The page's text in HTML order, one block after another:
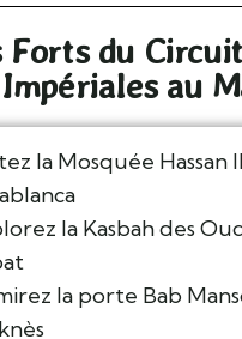
Forts du
au
la Mosquée Hassan
la Kasbah des
la porte Bab